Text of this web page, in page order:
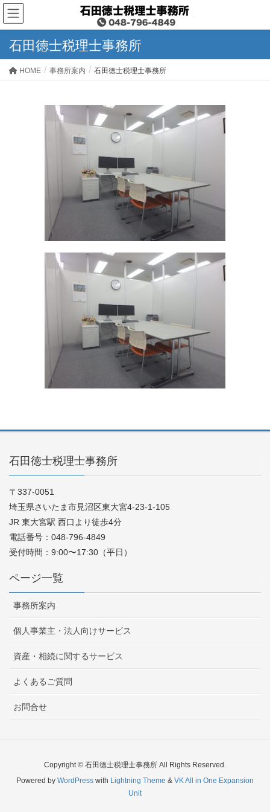
石田徳士税理士事務所
HOME 事務所案内 石田徳士税理士事務所
石田徳士税理士事務所
〒337-0051
埼玉県さいたま市見沼区東大宮4-23-1-105
JR 東大宮駅 西口より徒歩4分
電話番号：048-796-4849
受付時間：9:00〜17:30（平日）
ページ一覧
事務所案内
個人事業主・法人向けサービス
資産・相続に関するサービス
よくあるご質問
お問合せ
Copyright © 石田徳士税理士事務所 All Rights Reserved.
Powered by WordPress with Lightning Theme & VK All in One Expansion
Unit